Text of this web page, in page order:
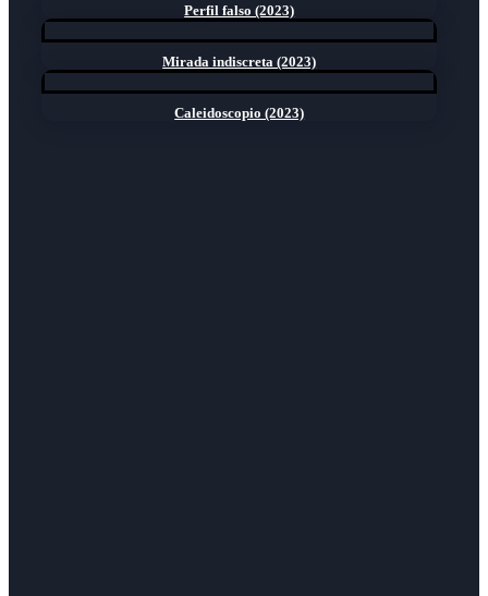
Perfil falso (2023)
Mirada indiscreta (2023)
Caleidoscopio (2023)